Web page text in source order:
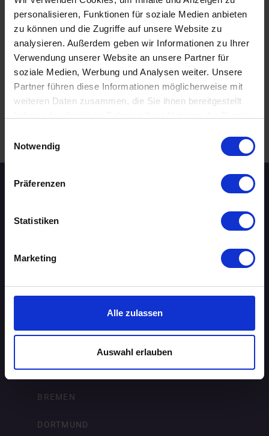
personalisieren, Funktionen für soziale Medien anbieten
zu können und die Zugriffe auf unsere Website zu
analysieren. Außerdem geben wir Informationen zu Ihrer
Verwendung unserer Website an unsere Partner für
soziale Medien, Werbung und Analysen weiter. Unsere
Partner führen diese Informationen möglicherweise mit
weiteren Daten zusammen, die Sie ihnen bereitgestellt
Notwendig
Präferenzen
Statistiken
Marketing
Alle zulassen
Auswahl erlauben
27.08.2026 18:00
50 - 59 Jahre
Frankfurt am Main
WEITERE EVENTS IN FRANKFURT AM MAIN
AACHEN
AUGSBURG
BRAUNSCHWEIG
BREMEN
DORTMUND